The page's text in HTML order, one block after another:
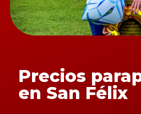
Precios
en San Félix